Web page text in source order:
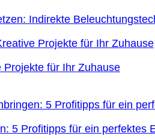
Indirekte
für Ihr Zuhause
5 Profitipps für ein perfektes